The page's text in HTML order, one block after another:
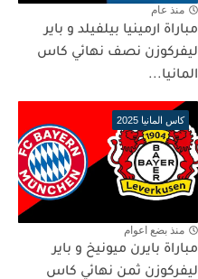
منذ عام
مباراة ارمينيا بيلفيلد و باير
ليفركوزن نصف نهائي كاس
المانيا...
كاس المانيا 2025
منذ بضع اعوام
مباراة بايرن ميونيخ و باير
ليفركوزن ثمن نهائي كاس